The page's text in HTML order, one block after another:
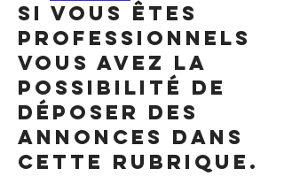
Si vous êtes
professionnels
vous avez la
possibilité de
déposer des
annonces dans
cette rubrique.